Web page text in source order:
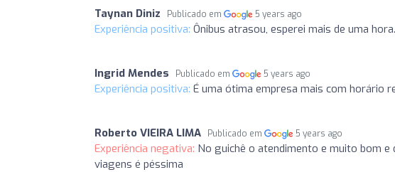
Taynan Diniz Publicado em 5 years ago
Experiência positiva: Ônibus atrasou, esperei mais de uma hora.
Ingrid Mendes Publicado em 5 years ago
Experiência positiva: É uma ótima empresa mais com horário
Roberto VIEIRA LIMA Publicado em 5 years ago
Experiência negativa: No guichê o atendimento e muito bom
viagens é péssima